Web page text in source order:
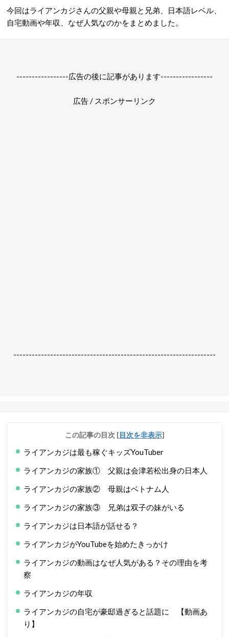
今回はライアンカジさんの父親や母親と兄弟、日本語レベル、
自宅動画や年収、なぜ人気なのかをまとめました。
-----------------広告の後に記事があります-----------------
広告 / スポンサーリンク
------------------------------------------------------------------
この記事の目次 [目次を非表示]
ライアンカジは最も稼ぐキッズYouTuber
ライアンカジの家族① 父親は会津若松出身の日本人
ライアンカジの家族② 母親はベトナム人
ライアンカジの家族③ 兄弟は双子の妹がいる
ライアンカジは日本語が話せる？
ライアンカジがYouTubeを始めたきっかけ
ライアンカジの動画はなぜ人気がある？その理由を考
察
ライアンカジの年収
ライアンカジの自宅が豪邸過ぎると話題に 【動画あ
り】